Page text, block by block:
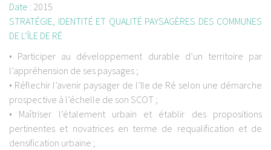
Date : 2015
STRATÉGIE, IDENTITÉ ET QUALITÉ PAYSAGÈRES DES COMMUNES
DE L’ÎLE DE RÉ
• Participer au développement durable d’un territoire par
l’appréhension de ses paysages ;
• Réflechir l’avenir paysager de l’Ile de Ré selon une démarche
prospective à l’échelle de son SCOT ;
• Maîtriser l’étalement urbain et établir des propositions
pertinentes et novatrices en terme de requalification et de
densification urbaine ;